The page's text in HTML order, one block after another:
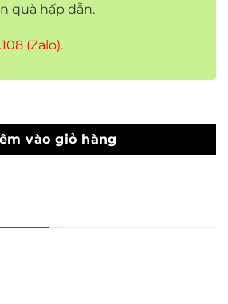
quà hấp dẫn.
(Zalo).
Nissan Juke số lượng
vào giỏ hàng